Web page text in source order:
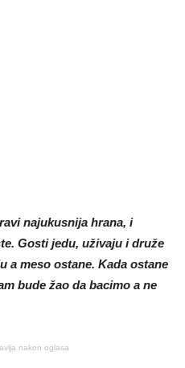
najukusnija hrana, i
Gosti jedu, uživaju i druže
a meso ostane. Kada ostane
bude žao da bacimo a ne
nakon oglasa